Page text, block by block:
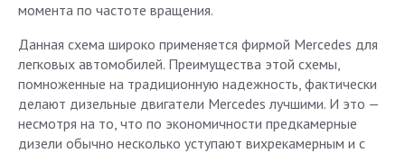
момента по частоте вращения.
Данная схема широко применяется фирмой Mercedes для
легковых автомобилей. Преимущества этой схемы,
помноженные на традиционную надежность, фактически
делают дизельные двигатели Mercedes лучшими. И это —
несмотря на то, что по экономичности предкамерные
дизели обычно несколько уступают вихрекамерным и с